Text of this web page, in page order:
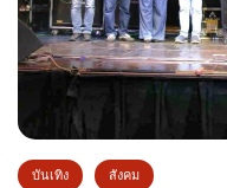
บันเทิง สังคม